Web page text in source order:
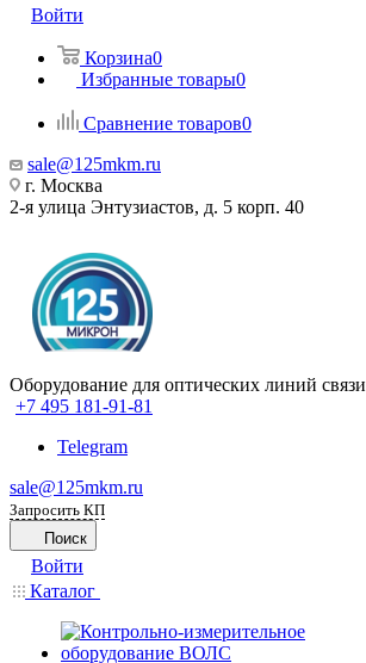
Войти
Корзина0
Избранные товары0
Сравнение товаров0
sale@125mkm.ru
г. Москва
2-я улица Энтузиастов, д. 5 корп. 40
Оборудование для оптических линий связи
+7 495 181-91-81
Telegram
sale@125mkm.ru
Запросить КП
Поиск
Войти
Каталог